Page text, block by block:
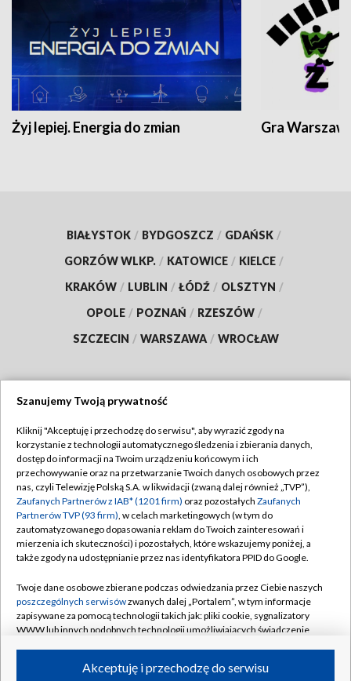
Żyj lepiej. Energia do zmian Gra
BIAŁYSTOK / BYDGOSZCZ / GDAŃSK /
GORZÓW WLKP. / KATOWICE / KIELCE /
KRAKÓW / LUBLIN / ŁÓDŹ / OLSZTYN /
OPOLE / POZNAŃ / RZESZÓW /
SZCZECIN / WARSZAWA / WROCŁAW
TVP
Abonament TVP
Emisja w TVP
Centrum informacji TVP
Naziemna Telewizja Cyfrowa
Rada Programowa
System NOS
Informacje o nadawcy
Program dla prasy
Regulamin TVP
Polityka prywatności
Moje zgody
Pomoc
Kontakt
Kanały
Szanujemy Twoją prywatność
Kliknij "Akceptuję i przechodzę do serwisu", aby wyrazić zgody na
korzystanie z technologii automatycznego śledzenia i zbierania danych,
dostęp do informacji na Twoim urządzeniu końcowym i ich
przechowywanie oraz na przetwarzanie Twoich danych osobowych przez
nas, czyli Telewizję Polską S.A. w likwidacji (zwaną dalej również „TVP”),
Zaufanych Partnerów z IAB* (1201 firm) oraz pozostałych Zaufanych
Partnerów TVP (93 firm), w celach marketingowych (w tym do
zautomatyzowanego dopasowania reklam do Twoich zainteresowań i
mierzenia ich skuteczności) i pozostałych, które wskazujemy poniżej, a
także zgody na udostępnianie przez nas identyfikatora PPID do Google.
Twoje dane osobowe zbierane podczas odwiedzania przez Ciebie naszych
poszczególnych serwisówzwanych dalej „Portalem”, w tym informacje
zapisywane za pomocą technologii takich jak: pliki cookie, sygnalizatory
WWW lub innych podobnych technologii umożliwiających świadczenie
ruchu w Internecie.Akceptuję i przechodzę do serwisu